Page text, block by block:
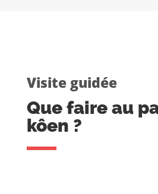
Visite guidée
Que faire au
kôen ?